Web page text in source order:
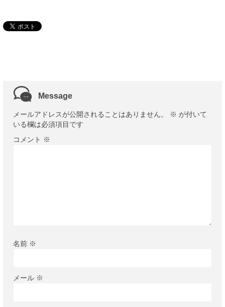
Message
メールアドレスが公開されることはありません。 ※ が付いて
いる欄は必須項目です
コメント ※
名前 ※
メール ※